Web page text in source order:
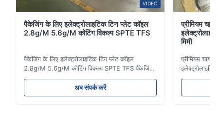
VIDEO
पैकेजिंग के लिए इलेक्ट्रोलाइटिक टिन प्लेट कॉइल
2.8g/M 5.6g/M कोटिंग विकल्प SPTE TFS
पैकेजिंग के लिए इलेक्ट्रोलाइटिक टिन प्लेट कॉइल
2.8g/M 5.6g/M कोटिंग विकल्प SPTE TFS पैकेजिंग
के लिए इलेक्ट्रोलाइटिक टिन प्लेट कॉइल - 2.8/2.8 और
5.6/5.6g/m कोटिंग विकल्प SPTE TFS
इलेक्ट्रोलाइटिक टिन प्लेट (ईटीपी) सुरक्षित, लंबे समय तक
अब संपर्क करें
प्रीमियम
मिमी
प्रीमियम चाय
उत्पाद का
मांग वाले